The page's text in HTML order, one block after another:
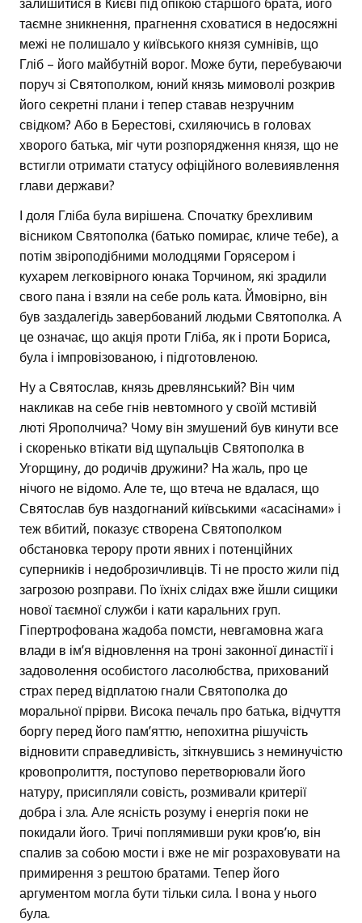
залишитися в Києві під опікою старшого брата, його
таємне зникнення, прагнення сховатися в недосяжні
межі не полишало у київського князя сумнівів, що
Гліб – його майбутній ворог. Може бути, перебуваючи
поруч зі Святополком, юний князь мимоволі розкрив
його секретні плани і тепер ставав незручним
свідком? Або в Берестові, схиляючись в головах
хворого батька, міг чути розпорядження князя, що не
встигли отримати статусу офіційного волевиявлення
глави держави?
І доля Гліба була вирішена. Спочатку брехливим
вісником Святополка (батько помирає, кличе тебе), а
потім звіроподібними молодцями Горясером і
кухарем легковірного юнака Торчином, які зрадили
свого пана і взяли на себе роль ката. Ймовірно, він
був заздалегідь завербований людьми Святополка. А
це означає, що акція проти Гліба, як і проти Бориса,
була і імпровізованою, і підготовленою.
Ну а Святослав, князь древлянський? Він чим
накликав на себе гнів невтомного у своїй мстивій
люті Ярополчича? Чому він змушений був кинути все
і скоренько втікати від щупальців Святополка в
Угорщину, до родичів дружини? На жаль, про це
нічого не відомо. Але те, що втеча не вдалася, що
Святослав був наздогнаний київськими «асасінами» і
теж вбитий, показує створена Святополком
обстановка терору проти явних і потенційних
суперників і недоброзичливців. Ті не просто жили під
загрозою розправи. По їхніх слідах вже йшли сищики
нової таємної служби і кати каральних груп.
Гіпертрофована жадоба помсти, невгамовна жага
влади в ім’я відновлення на троні законної династії і
задоволення особистого ласолюбства, прихований
страх перед відплатою гнали Святополка до
моральної прірви. Висока печаль про батька, відчуття
боргу перед його пам’яттю, непохитна рішучість
відновити справедливість, зіткнувшись з неминучістю
кровопролиття, поступово перетворювали його
натуру, присипляли совість, розмивали критерії
добра і зла. Але ясність розуму і енергія поки не
покидали його. Тричі поплямивши руки кров’ю, він
спалив за собою мости і вже не міг розраховувати на
примирення з рештою братами. Тепер його
аргументом могла бути тільки сила. І вона у нього
була.